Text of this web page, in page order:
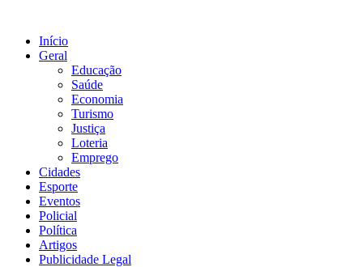
conteúdo
Início
Geral
Educação
Saúde
Economia
Turismo
Justiça
Loteria
Emprego
Cidades
Esporte
Eventos
Policial
Política
Artigos
Publicidade Legal